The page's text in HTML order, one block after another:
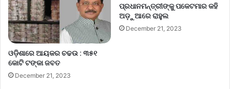
ଓଡ଼ିଶାରେ ଆୟକର ଚଢଉ : ୩୫୧
କୋଟି ଟଙ୍କା ଜବତ
December 21, 2023
ପ୍ରଧାନମନ୍ତ୍ରୀଙ୍କୁ ପକେଟମାର କହି
ଅଡ଼ୁଆରେ ରାହୁଲ
December 21, 2023